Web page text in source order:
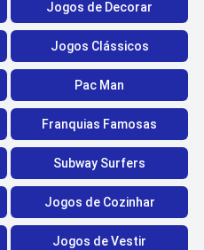
Jogos de Decorar
Jogos Clássicos
Pac Man
Franquias Famosas
Subway Surfers
Jogos de Cozinhar
Jogos de Vestir